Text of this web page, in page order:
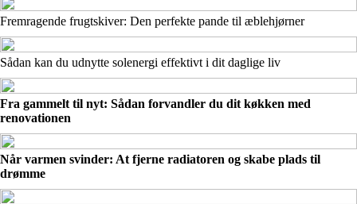
Fremragende frugtskiver: Den perfekte pande til æblehjørner
Sådan kan du udnytte solenergi effektivt i dit daglige liv
Fra gammelt til nyt: Sådan forvandler du dit køkken med
renovationen
Når varmen svinder: At fjerne radiatoren og skabe plads til
drømme